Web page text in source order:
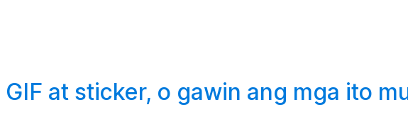
at sticker, o gawin ang mga ito